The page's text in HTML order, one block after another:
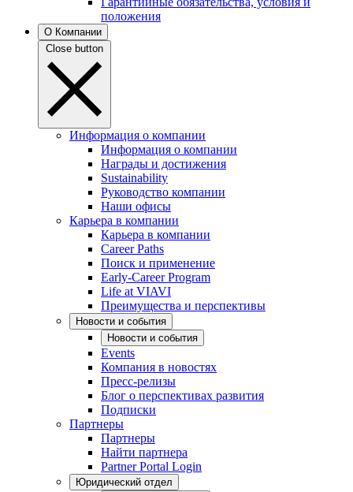
положения
О Компании
Close button
Информация о компании
Информация о компании
Награды и достижения
Sustainability
Руководство компании
Наши офисы
Карьера в компании
Карьера в компании
Career Paths
Поиск и применение
Early-Career Program
Life at VIAVI
Преимущества и перспективы
Новости и события
Новости и события
Events
Компания в новостях
Пресс-релизы
Блог о перспективах развития
Подписки
Партнеры
Партнеры
Найти партнера
Partner Portal Login
Юридический отдел